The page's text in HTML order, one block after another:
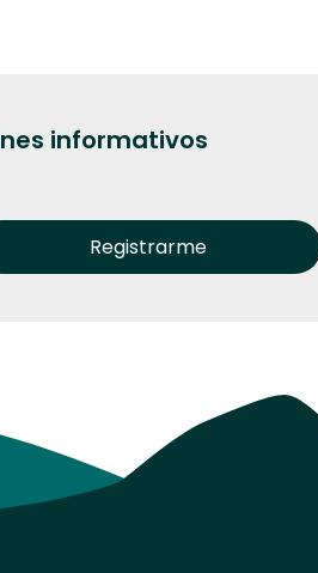
informativos